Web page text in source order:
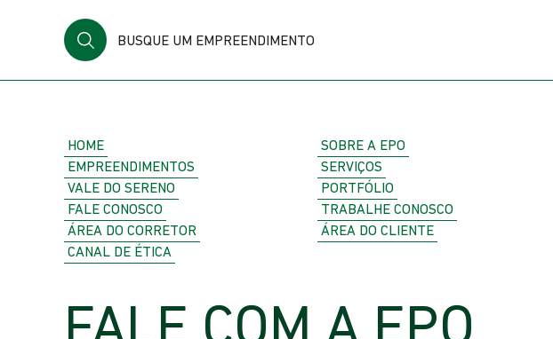
BUSQUE UM EMPREENDIMENTO
HOME
SOBRE A EPO
EMPREENDIMENTOS
SERVIÇOS
VALE DO SERENO
PORTFÓLIO
FALE CONOSCO
TRABALHE CONOSCO
ÁREA DO CORRETOR
ÁREA DO CLIENTE
CANAL DE ÉTICA
FALE COM A EPO